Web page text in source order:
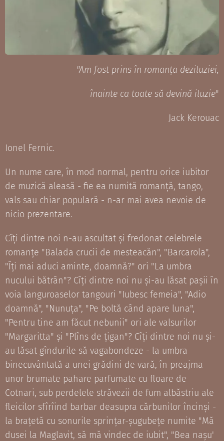
"Am fost prins în romanța deziluziei,
înainte ca toate să devină iluzie"
Jack Kerouac
Ionel Fernic.
Un nume care, în mod normal, pentru orice iubitor
de muzică aleasă - fie ea numită romanță, tango,
vals sau chiar populară - n-ar mai avea nevoie de
nicio prezentare.
Cîți dintre noi n-au ascultat și fredonat celebrele
romanțe "Balada crucii de mesteacăn", "Barcarola",
"Îți mai aduci aminte, doamnă?" ori "La umbra
nucului bătrân"? Cîți dintre noi nu și-au lăsat pașii în
voia languroaselor tangouri "Iubesc femeia", "Adio
doamnă", "Nunuța", "Pe boltă când apare luna",
"Pentru tine am făcut nebunii" ori ale valsurilor
"Margaritta" și "Plîns de țigan"? Cîți dintre noi nu și-
au lăsat gîndurile să vagabondeze - la umbra
binecuvântată a unei grădini de vară, în preajma
unor brumate pahare parfumate cu floare de
Cotnari, sub perdelele străvezii de fum albăstriu ale
fleicilor sfîrîind barbar deasupra cărbunilor încinși -
la brațetă cu sonurile sprințar-șugubețe numite "Mă
dusei la Maglavit, să mă vindec de iubit", "Bea nașu'